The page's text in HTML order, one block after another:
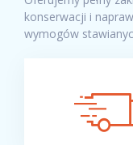
konserwacji i
wymogów